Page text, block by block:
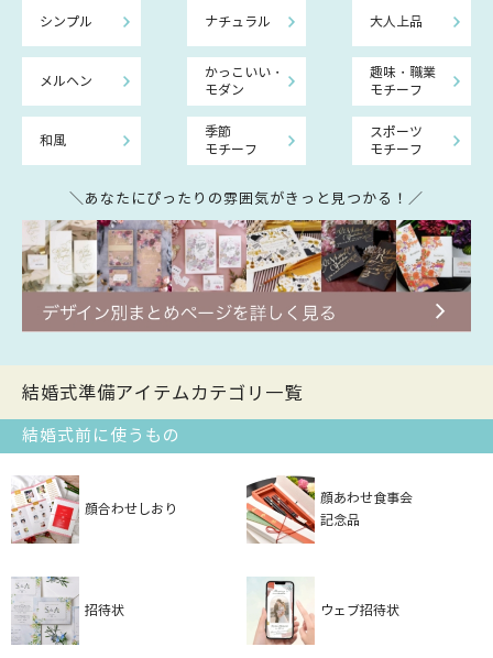
シンプル ナチュラル 大人上品
メルヘン
かっこいい・
モダン
趣味・職業
モチーフ
和風
季節
モチーフ
スポーツ
モチーフ
＼あなたにぴったりの雰囲気がきっと見つかる！／
結婚式準備アイテムカテゴリ一覧
結婚式前に使うもの
顔合わせしおり
顔あわせ食事会
記念品
招待状 ウェブ招待状